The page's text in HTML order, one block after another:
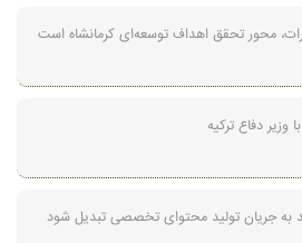
محور تحقق اهداف توسعه‌ای کرمانشاه است
وزیر دفاع ترکیه
به جریان تولید محتوای تخصصی تبدیل شود